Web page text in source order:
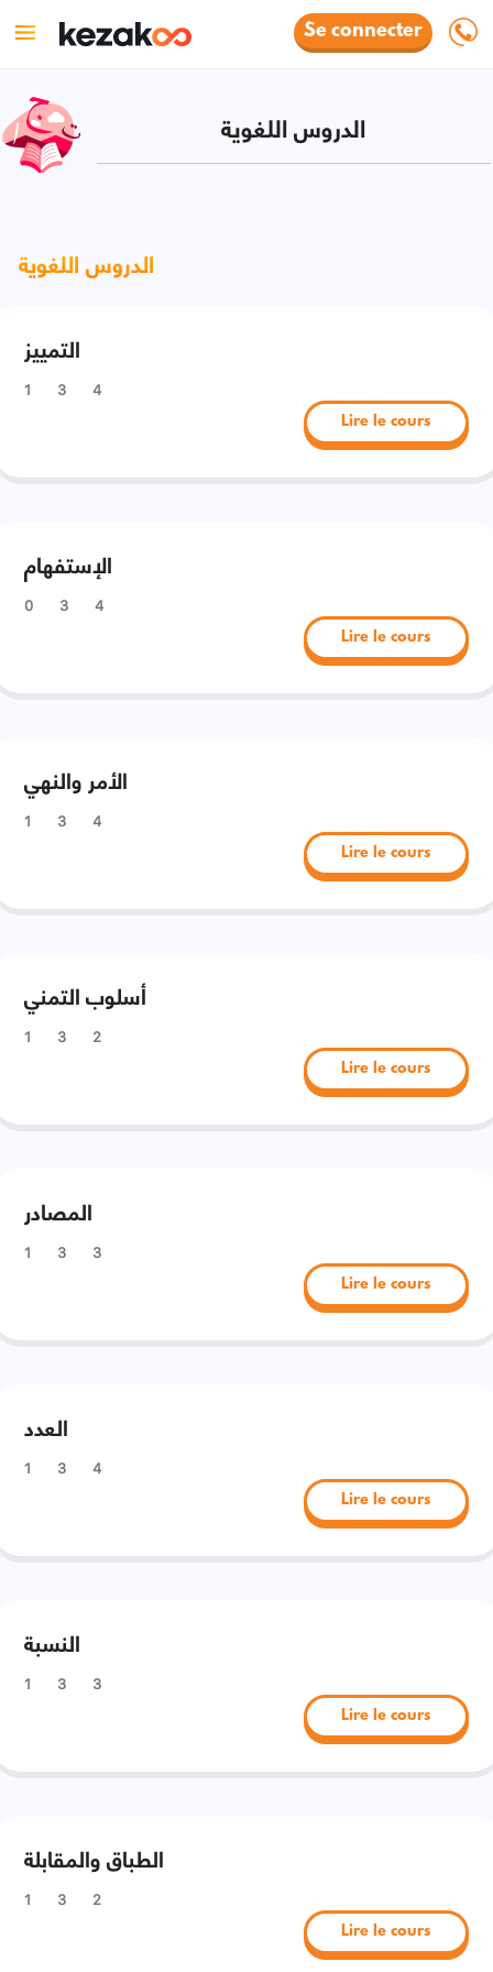
Se connecter
الدروس اللغوية
الدروس اللغوية
التمييز
1 3 4
Lire le cours
الإستفهام
0 3 4
Lire le cours
الأمر والنهي
1 3 4
Lire le cours
أسلوب التمني
1 3 2
Lire le cours
المصادر
1 3 3
Lire le cours
العدد
1 3 4
Lire le cours
النسبة
1 3 3
Lire le cours
الطباق والمقابلة
1 3 2
Lire le cours